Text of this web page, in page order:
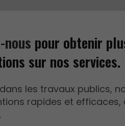
nous pour obtenir
sur nos services.
les travaux publics,
rapides et efficaces,